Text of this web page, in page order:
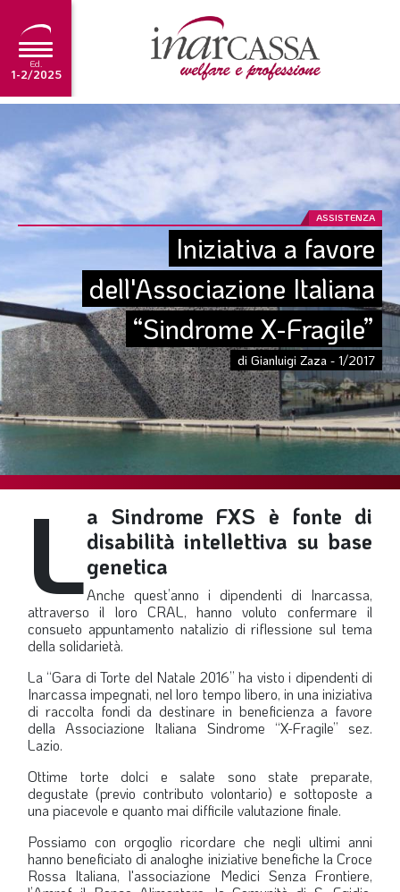
Ed.
1-2/2025
EDITORIALE
TUTORIAL
SCADENZARIO
Ultima edizione
1-2/2025
SOMMARIO
EDITORIALE
PREVIDENZA
PROFESSIONE
TERZA PAGINA
LE FOTO DEL FIL ROUGE
IN QUESTO NUMERO
SPAZIO APERTO
GOVERNANCE
ASSOCIAZIONI
LA VIGNETTA DI EVASIO
SPECIALE
ASSISTENZA
Iniziativa a favore
dell'Associazione Italiana
“Sindrome X-Fragile”
di Gianluigi Zaza - 1/2017
La Sindrome FXS è fonte di
disabilità intellettiva su base
genetica
Anche quest’anno i dipendenti di Inarcassa,
attraverso il loro CRAL, hanno voluto confermare il
consueto appuntamento natalizio di riflessione sul tema
della solidarietà.
La “Gara di Torte del Natale 2016” ha visto i dipendenti di
Inarcassa impegnati, nel loro tempo libero, in una iniziativa
di raccolta fondi da destinare in beneficienza a favore
della Associazione Italiana Sindrome “X-Fragile” sez.
Lazio.
Ottime torte dolci e salate sono state preparate,
degustate (previo contributo volontario) e sottoposte a
una piacevole e quanto mai difficile valutazione finale.
Possiamo con orgoglio ricordare che negli ultimi anni
hanno beneficiato di analoghe iniziative benefiche la Croce
Rossa Italiana, l'associazione Medici Senza Frontiere,